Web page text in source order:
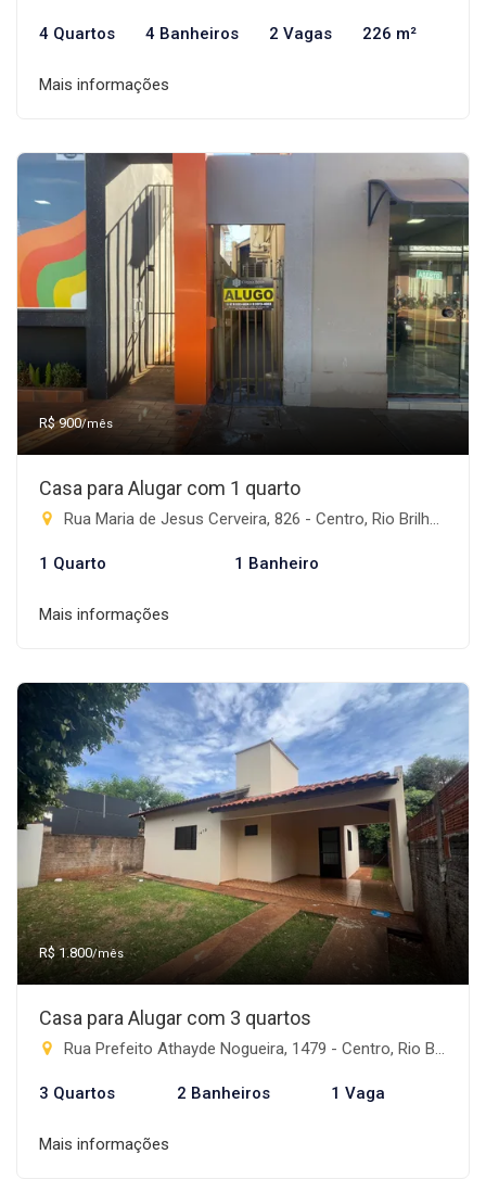
4 Quartos 4 Banheiros 2 Vagas 226 m²
Mais informações
R$ 900/mês
Casa para Alugar com 1 quarto
Rua Maria de Jesus Cerveira, 826 - Centro, Rio Brilhante-MS
1 Quarto 1 Banheiro
Mais informações
R$ 1.800/mês
Casa para Alugar com 3 quartos
Rua Prefeito Athayde Nogueira, 1479 - Centro, Rio Brilhante-MS
3 Quartos 2 Banheiros 1 Vaga
Mais informações